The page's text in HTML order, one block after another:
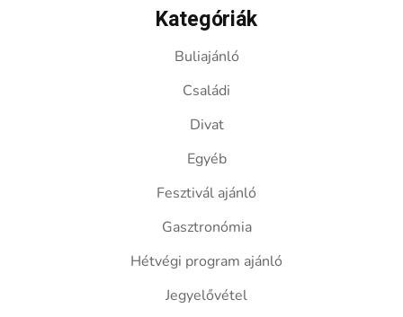
Kategóriák
Buliajánló
Családi
Divat
Egyéb
Fesztivál ajánló
Gasztronómia
Hétvégi program ajánló
Jegyelővétel